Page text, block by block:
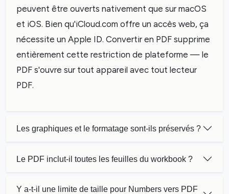
peuvent être ouverts nativement que sur macOS
et iOS. Bien qu'iCloud.com offre un accès web, ça
nécessite un Apple ID. Convertir en PDF supprime
entièrement cette restriction de plateforme — le
PDF s'ouvre sur tout appareil avec tout lecteur
PDF.
Les graphiques et le formatage sont-ils préservés ?
Le PDF inclut-il toutes les feuilles du workbook ?
Y a-t-il une limite de taille pour Numbers vers PDF